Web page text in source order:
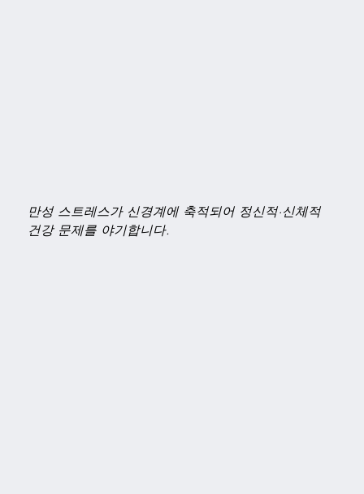
만성 스트레스가 신경계에 축적되어 정신적·신체적
건강 문제를 야기합니다.